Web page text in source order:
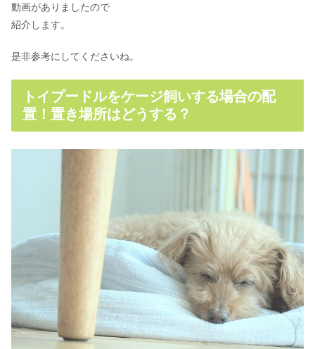
動画がありましたので
紹介します。
是非参考にしてくださいね。
トイプードルをケージ飼いする場合の配
置！置き場所はどうする？